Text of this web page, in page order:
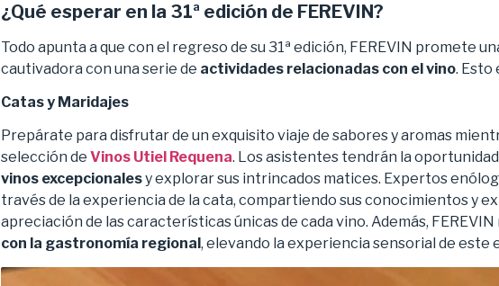
¿Qué esperar en la 31ª edición de FEREVIN?
Todo apunta a que con el regreso de su 31ª edición, FEREVIN promete
cautivadora con una serie de actividades relacionadas con el vino. Esto
Catas y Maridajes
Prepárate para disfrutar de un exquisito viaje de sabores y aromas
selección de Vinos Utiel Requena. Los asistentes tendrán la
vinos excepcionalesy explorar sus intrincados matices. Expertos
través de la experiencia de la cata, compartiendo sus conocimientos y
apreciación de las características únicas de cada vino. Además,
con la gastronomía regional, elevando la experiencia sensorial de este